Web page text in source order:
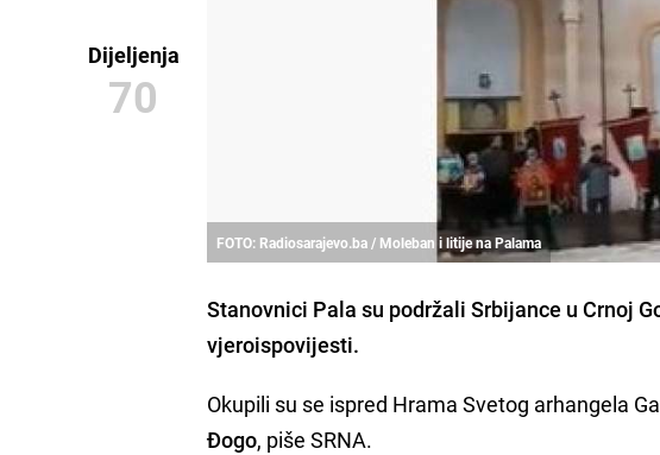
Dijeljenja
70
FOTO: Radiosarajevo.ba / Moleban i litije na Palama
Stanovnici Pala su podržali Srbijance u Crnoj
vjeroispovijesti.
Okupili su se ispred Hrama Svetog arhangela
Đogo, piše SRNA.